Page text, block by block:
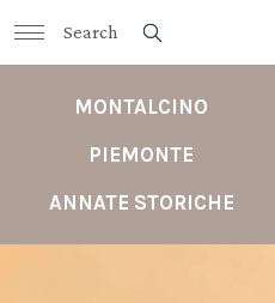
MONTALCINO
PIEMONTE
ANNATE STORICHE